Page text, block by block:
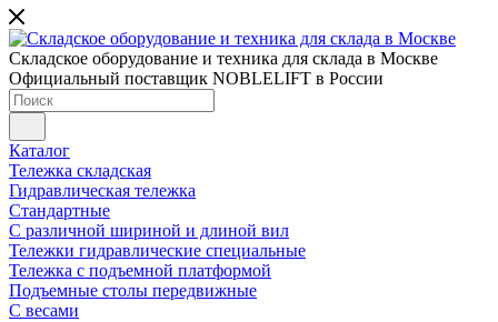
Складское оборудование и техника для склада в Москве
Официальный поставщик NOBLELIFT в России
Каталог
Тележка складская
Гидравлическая тележка
Стандартные
С различной шириной и длиной вил
Тележки гидравлические специальные
Тележка с подъемной платформой
Подъемные столы передвижные
С весами